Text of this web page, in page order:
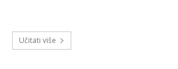
Učitati više